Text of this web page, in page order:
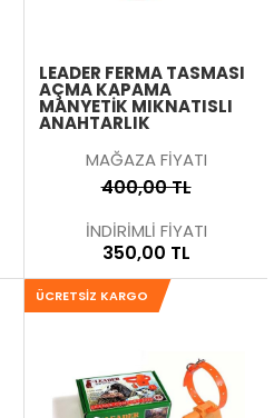
LEADER FERMA TASMASI
AÇMA KAPAMA
MANYETIK MIKNATISLI
ANAHTARLIK
MAĞAZA FİYATI
400,00 TL
İNDİRİMLİ FİYATI
350,00 TL
ÜCRETSIZ KARGO